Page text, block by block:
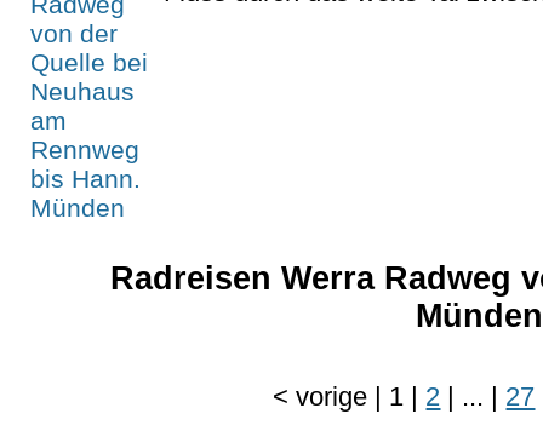
Radreisen Werra Radweg
<vorige | 1 | 2 | ... | 27